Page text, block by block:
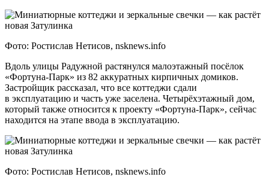
Фото: Ростислав Нетисов, nsknews.info
Вдоль улицы Радужной растянулся малоэтажный посёлок
«Фортуна-Парк» из 82 аккуратных кирпичных домиков.
Застройщик рассказал, что все коттеджи сдали
в эксплуатацию и часть уже заселена. Четырёхэтажный дом,
который также относится к проекту «Фортуна-Парк», сейчас
находится на этапе ввода в эксплуатацию.
Фото: Ростислав Нетисов, nsknews.info